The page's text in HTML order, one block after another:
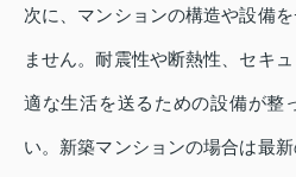
次に、マンションの構造や設備
ません。耐震性や断熱性、セキ
適な生活を送るための設備が整
い。新築マンションの場合は最